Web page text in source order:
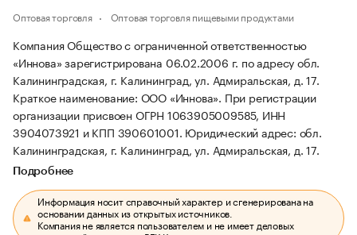
Оптовая торговля Оптовая торговля пищевыми продуктами
Компания Общество с ограниченной ответственностью
«Иннова» зарегистрирована 06.02.2006 г. по адресу обл.
Калининградская, г. Калининград, ул. Адмиральская, д. 17.
Краткое наименование: ООО «Иннова». При регистрации
организации присвоен ОГРН 1063905009585, ИНН
3904073921 и КПП 390601001. Юридический адрес: обл.
Калининградская, г. Калининград, ул. Адмиральская, д. 17.
Подробнее
Информация носит справочный характер и сгенерирована на
основании данных из открытых источников.
Компания не является пользователем и не имеет деловых